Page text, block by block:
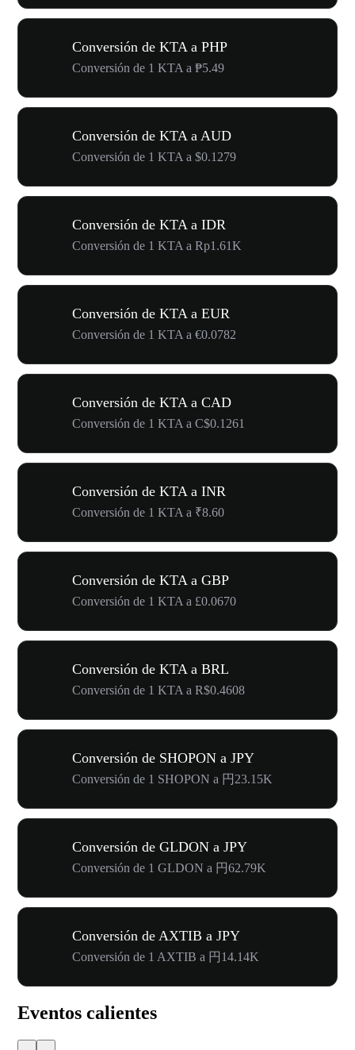
Conversión de KTA a PHP
Conversión de 1 KTA a ₱5.49
Conversión de KTA a AUD
Conversión de 1 KTA a $0.1279
Conversión de KTA a IDR
Conversión de 1 KTA a Rp1.61K
Conversión de KTA a EUR
Conversión de 1 KTA a €0.0782
Conversión de KTA a CAD
Conversión de 1 KTA a C$0.1261
Conversión de KTA a INR
Conversión de 1 KTA a ₹8.60
Conversión de KTA a GBP
Conversión de 1 KTA a £0.0670
Conversión de KTA a BRL
Conversión de 1 KTA a R$0.4608
Conversión de SHOPON a JPY
Conversión de 1 SHOPON a 円23.15K
Conversión de GLDON a JPY
Conversión de 1 GLDON a 円62.79K
Conversión de AXTIB a JPY
Conversión de 1 AXTIB a 円14.14K
Eventos calientes